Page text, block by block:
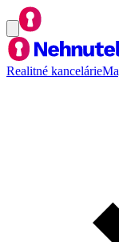
Realitné kancelárie